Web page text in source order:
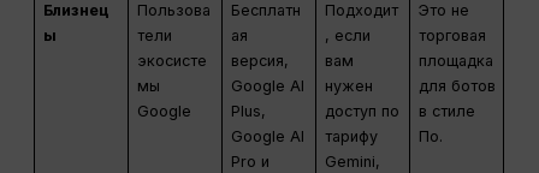
Близнец
ы
Пользова
тели
экосисте
мы
Google
Бесплатн
ая
версия,
Google AI
Plus,
Google AI
Pro и
Подходит
, если
вам
нужен
доступ по
тарифу
Gemini,
Это не
торговая
площадка
для ботов
в стиле
По.